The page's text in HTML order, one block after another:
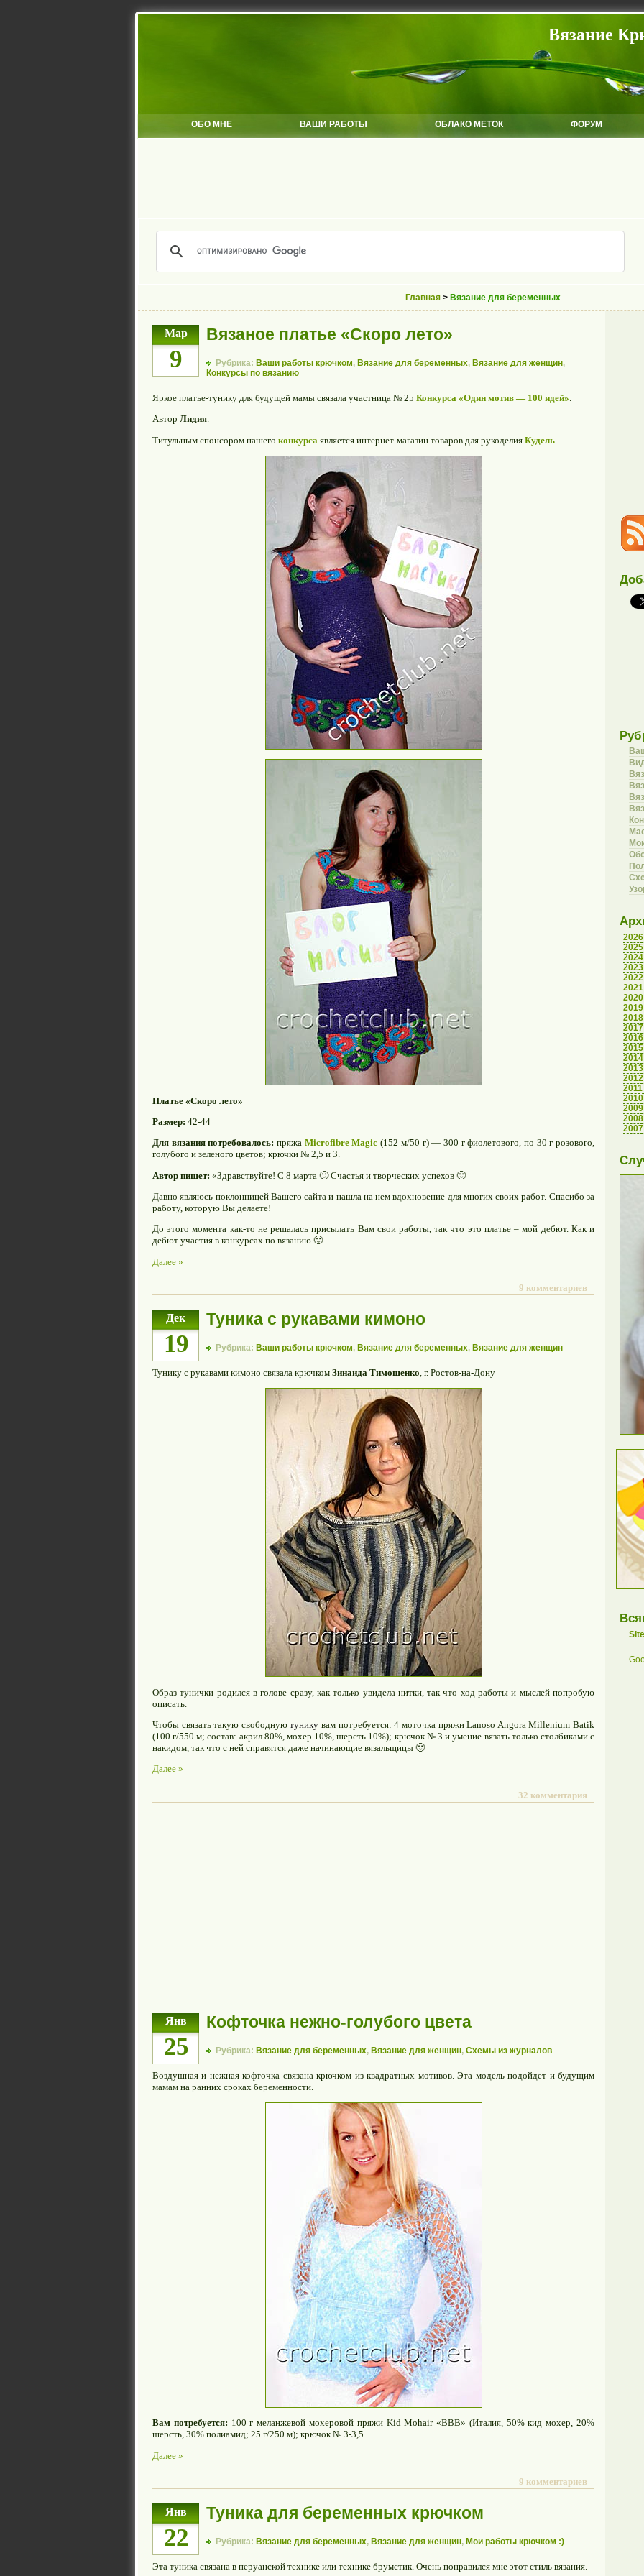
Вязание
ОБО МНЕ ВАШИ РАБОТЫ ОБЛАКО МЕТОК ФОРУМ
Главная > Вязание для беременных
Мар
9
Вязаное платье «Скоро лето»
Рубрика: Ваши работы крючком, Вязание для беременных, Вязание для женщин,
Конкурсы по вязанию
Яркое платье-тунику для будущей мамы связала участница № 25 Конкурса «Один мотив — 100 идей».
Автор Лидия.
Титульным спонсором нашего конкурса является интернет-магазин товаров для рукоделия Кудель
Платье «Скоро лето»
Размер: 42-44
Для вязания потребовалось: пряжа Microfibre Magic (152 м/50 г) — 300 г фиолетового, по 30 г розового,
голубого и зеленого цветов; крючки № 2,5 и 3.
Автор пишет: «Здравствуйте! C 8 марта 🙂 Счастья и творческих успехов 🙂
Давно являюсь поклонницей Вашего сайта и нашла на нем вдохновение для многих своих работ. Спасибо за
работу, которую Вы делаете!
До этого момента как-то не решалась присылать Вам свои работы, так что это платье – мой дебют. Как и
дебют участия в конкурсах по вязанию 🙂
Далее »
9 комментариев
Дек
19
Туника с рукавами кимоно
Рубрика: Ваши работы крючком, Вязание для беременных, Вязание для женщин
Тунику с рукавами кимоно связала крючком Зинаида Тимошенко, г. Ростов-на-Дону
Образ тунички родился в голове сразу, как только увидела нитки, так что ход работы и мыслей попробую
описать.
Чтобы связать такую свободнуютунику вам потребуется: 4 моточка пряжи Lanoso Angora Millenium Batik
(100 г/550 м; состав: акрил 80%, мохер 10%, шерсть 10%); крючок № 3 и умение вязать только столбиками с
накидом, так что с ней справятся даже начинающие вязальщицы 🙂
Далее »
32 комментария
Янв
25
Кофточка нежно-голубого цвета
Рубрика: Вязание для беременных, Вязание для женщин, Схемы из журналов
Воздушная и нежная кофточка связана крючком из квадратных мотивов. Эта модель подойдет и будущим
мамам на ранних сроках беременности.
Вам потребуется: 100 г меланжевой мохеровой пряжи Kid Mohair «BBB» (Италия, 50% кид мохер, 20%
шерсть, 30% полиамид; 25 г/250 м); крючок № 3-3,5.
Далее »
9 комментариев
Янв
22
Туника для беременных крючком
Рубрика: Вязание для беременных, Вязание для женщин, Мои работы крючком :)
Эта туника связана в перуанской технике или технике брумстик. Очень понравился мне этот стиль вязания.